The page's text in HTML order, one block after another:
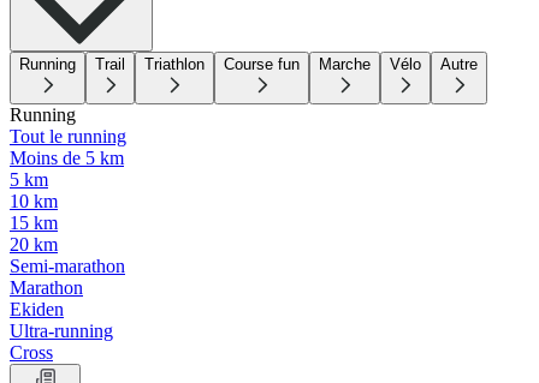
Running Trail Triathlon Course fun Marche Vélo Autre
Running
Tout le running
Moins de 5 km
5 km
10 km
15 km
20 km
Semi-marathon
Marathon
Ekiden
Ultra-running
Cross